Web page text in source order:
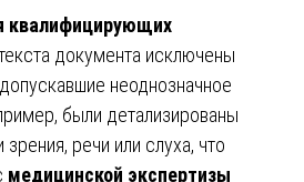
квалифицирующих
документа исключены
неоднозначное
были детализированы
зрения, речи или слуха, что
медицинской экспертизы